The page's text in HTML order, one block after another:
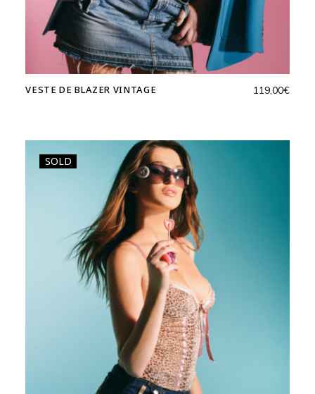
VESTE DE BLAZER VINTAGE 119,00€
SOLD